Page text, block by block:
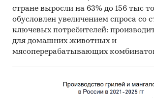
стране выросли на 63% до 156 тыс
обусловлен увеличением спроса со
ключевых потребителей:
для домашних животных и
мясоперерабатывающих